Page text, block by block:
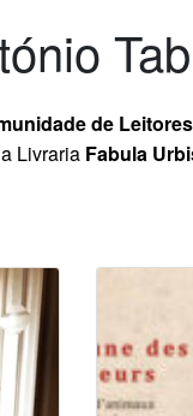
de
Livraria Fabula